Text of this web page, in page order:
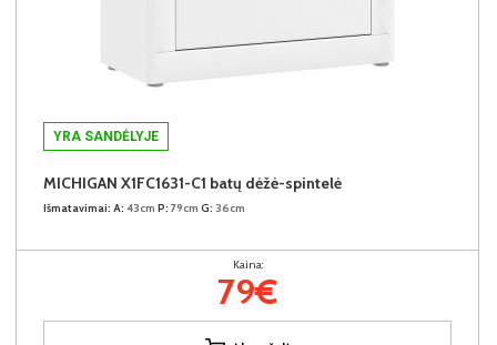
YRA SANDĖLYJE
MICHIGAN X1FC1631-C1 batų dėžė-spintelė
Išmatavimai: A: 43cm P: 79cm G: 36cm
Kaina:
79€